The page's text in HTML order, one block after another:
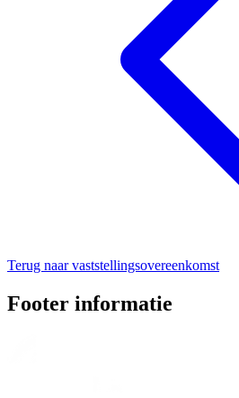
Terug naar vaststellingsovereenkomst
Footer informatie